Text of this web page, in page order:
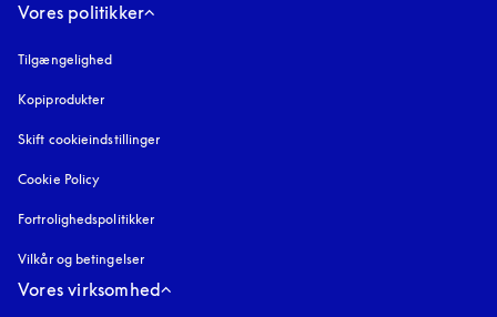
Vores politikker
Tilgængelighed
Kopiprodukter
Skift cookieindstillinger
Cookie Policy
Fortrolighedspolitikker
Vilkår og betingelser
Vores virksomhed